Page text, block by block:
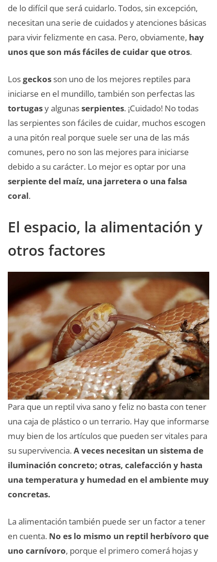
de lo difícil que será cuidarlo. Todos, sin excepción,
necesitan una serie de cuidados y atenciones básicas
para vivir felizmente en casa. Pero, obviamente, hay
unos que son más fáciles de cuidar que otros.
Losgeckos son uno de los mejores reptiles para
iniciarse en el mundillo, también son perfectas las
tortugasy algunasserpientes. ¡Cuidado! No todas
las serpientes son fáciles de cuidar, muchos escogen
a una pitón real porque suele ser una de las más
comunes, pero no son las mejores para iniciarse
debido a su carácter. Lo mejor es optar por una
serpiente del maíz, una jarretera o una falsa
coral.
El espacio, la alimentación y
otros factores
Para que un reptil viva sano y feliz no basta con tener
una caja de plástico o un terrario. Hay que informarse
muy bien de los artículos que pueden ser vitales para
su supervivencia.A veces necesitan un sistema de
iluminación concreto; otras, calefacción y hasta
una temperatura y humedad en el ambiente muy
concretas.
La alimentación también puede ser un factor a tener
en cuenta. No es lo mismo un reptil herbívoro que
uno carnívoro, porque el primero comerá hojas y